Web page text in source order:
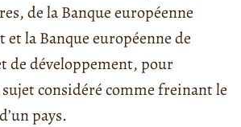
de la Banque européenne
et la Banque européenne de
de développement, pour
considéré comme freinant le
pays.